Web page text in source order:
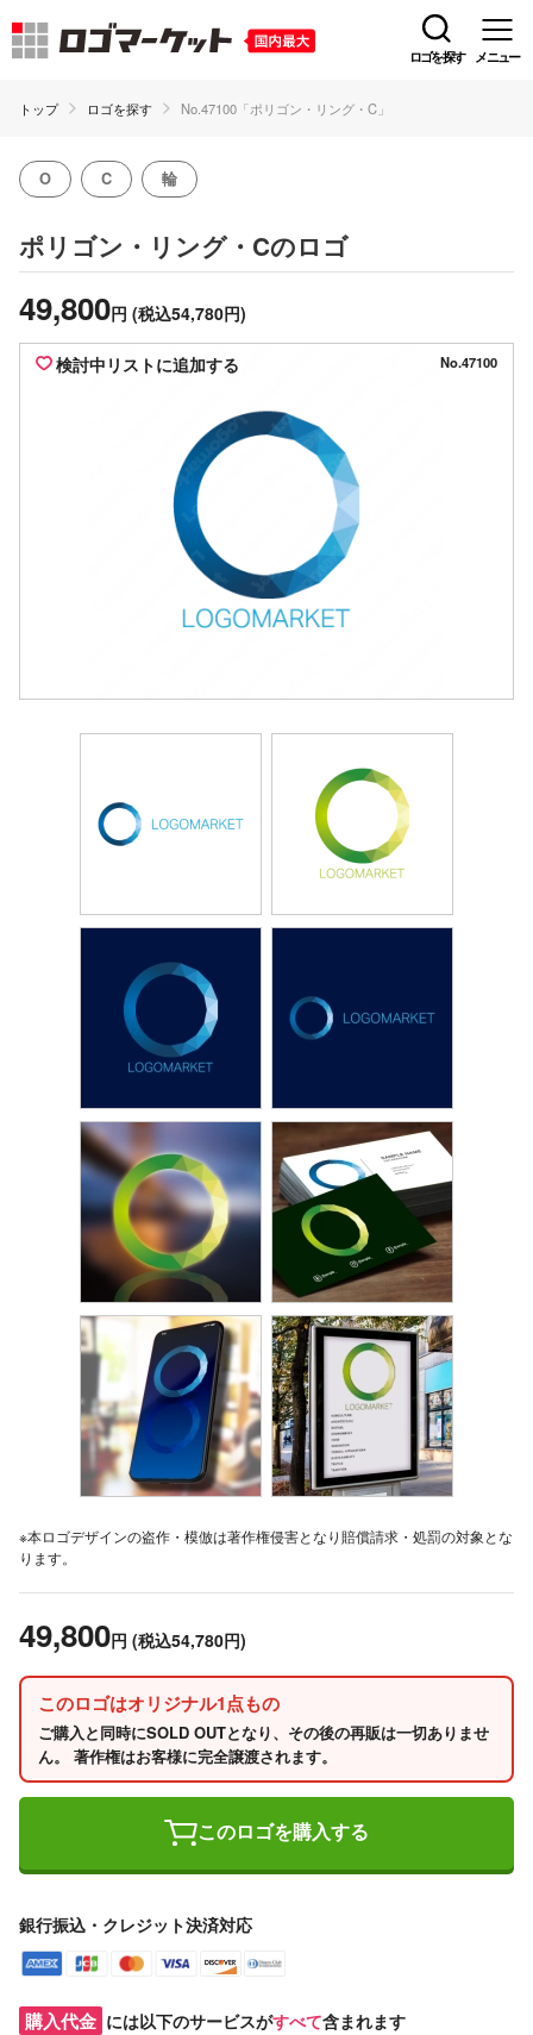
ロゴを探す メニュー
トップ ロゴを探す No.47100「ポリゴン・リング・C」
O C 輪
ポリゴン・リング・Cのロゴ
49,800円 (税込54,780円)
検討中リストに追加する No.47100
※本ロゴデザインの盗作・模倣は著作権侵害となり賠償請求・処罰の対象とな
ります。
49,800円 (税込54,780円)
このロゴはオリジナル1点もの
ご購入と同時にSOLD OUTとなり、その後の再販は一切ありませ
ん。 著作権はお客様に完全譲渡されます。
このロゴを購入する
銀行振込・クレジット決済対応
購入代金 には以下のサービスがすべて含まれます